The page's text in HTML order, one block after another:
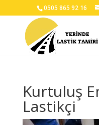
0505 865 92 16
Kurtuluş
Lastikçi